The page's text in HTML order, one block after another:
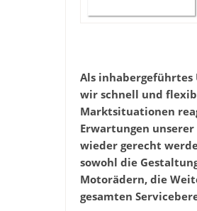
Als
wir schnell und
Marktsituationen
Erwartungen
wieder gerecht
sowohl die
Motorädern, die
gesamten